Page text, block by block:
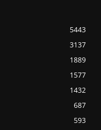
5443
3137
1889
1577
1432
687
593